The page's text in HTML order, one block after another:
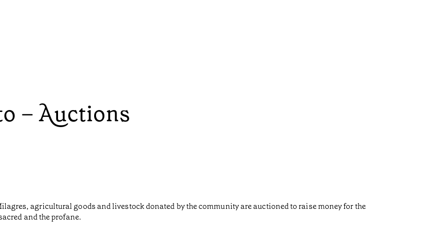
– Auctions
agricultural goods and livestock donated by the community are auctioned to raise money for the
and the profane.